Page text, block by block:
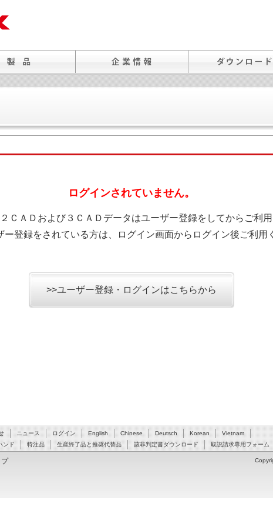
ログインされていません。
ＣＡＤおよび３ＣＡＤデータはユーザー登録をしてからご利用
ー登録をされている方は、ログイン画面からログイン後ご利用
>>ユーザー登録・ログインはこちらから
ニュース ログイン English Chinese Deutsch Korean
Vietnam
ンド 特注品 生産終了品と推奨代替品 該非判定書ダウンロード 取説請求専用フォーム